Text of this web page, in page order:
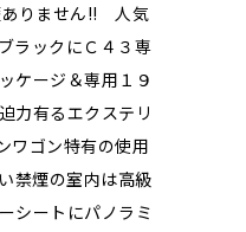
りません!! 人気
ラックにＣ４３専
ケージ＆専用１９
力有るエクステリ
ゴン特有の使用
禁煙の室内は高級
シートにパノラミ